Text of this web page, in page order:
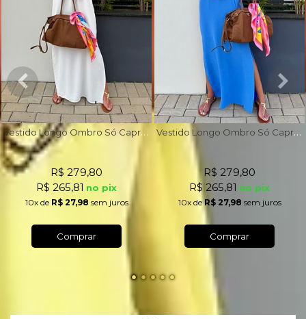
V
estido Longo Ombro Só Capri Off White
R$ 279,80
R$ 265,81 no pix
10xde R$ 27,98 sem juros
Comprar
V
estido Longo Ombro Só Capri Azul Royal
R$ 279,80
R$ 265,81 no pix
10xdeR$ 27,98 sem juros
Comprar